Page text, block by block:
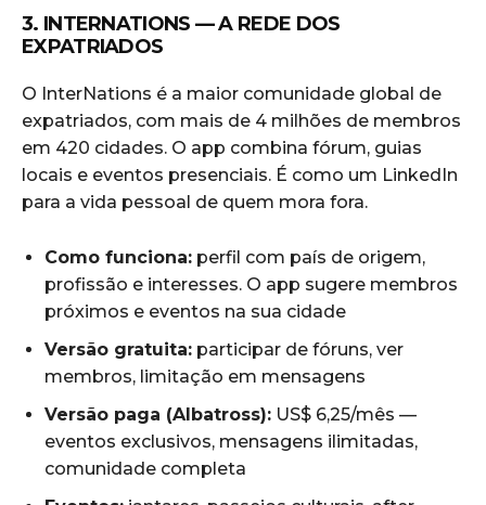
3. INTERNATIONS — A REDE DOS
EXPATRIADOS
O InterNations é a maior comunidade global de
expatriados, com mais de 4 milhões de membros
em 420 cidades. O app combina fórum, guias
locais e eventos presenciais. É como um LinkedIn
para a vida pessoal de quem mora fora.
Como funciona: perfil com país de origem,
profissão e interesses. O app sugere membros
próximos e eventos na sua cidade
Versão gratuita: participar de fóruns, ver
membros, limitação em mensagens
Versão paga (Albatross): US$ 6,25/mês —
eventos exclusivos, mensagens ilimitadas,
comunidade completa